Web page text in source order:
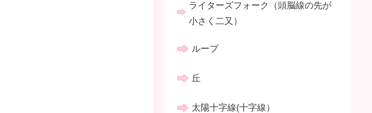
ライターズフォーク（頭脳線の先が
小さく二又）
ループ
丘
太陽十字線(十字線）